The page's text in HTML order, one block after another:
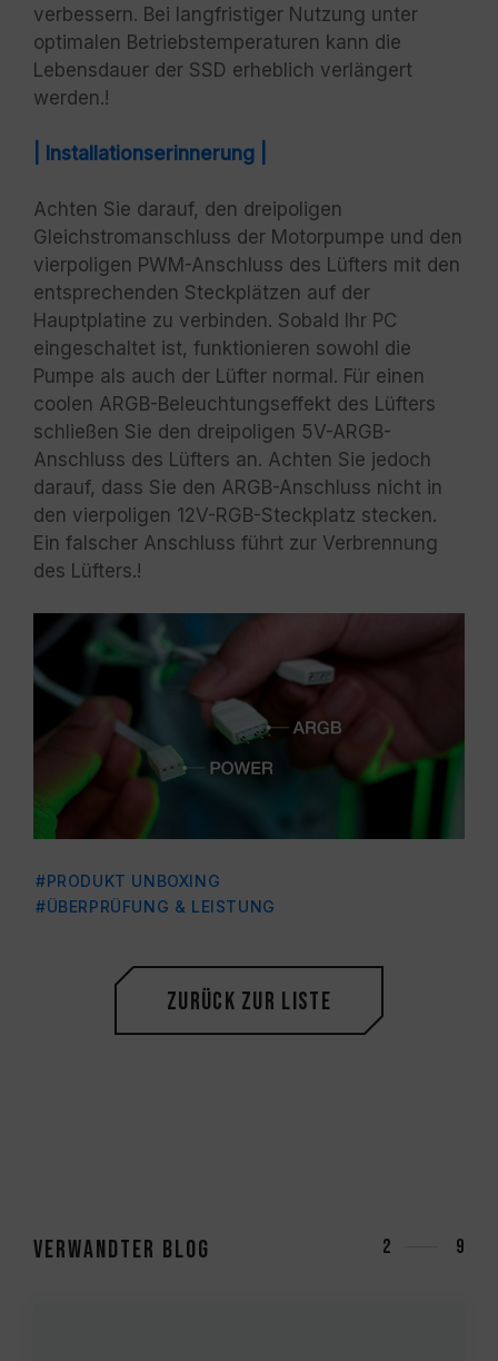
verbessern. Bei langfristiger Nutzung unter
optimalen Betriebstemperaturen kann die
Lebensdauer der SSD erheblich verlängert
werden.!
| Installationserinnerung |
Achten Sie darauf, den dreipoligen
Gleichstromanschluss der Motorpumpe und den
vierpoligen PWM-Anschluss des Lüfters mit den
entsprechenden Steckplätzen auf der
Hauptplatine zu verbinden. Sobald Ihr PC
eingeschaltet ist, funktionieren sowohl die
Pumpe als auch der Lüfter normal. Für einen
coolen ARGB-Beleuchtungseffekt des Lüfters
schließen Sie den dreipoligen 5V-ARGB-
Anschluss des Lüfters an. Achten Sie jedoch
darauf, dass Sie den ARGB-Anschluss nicht in
den vierpoligen 12V-RGB-Steckplatz stecken.
Ein falscher Anschluss führt zur Verbrennung
des Lüfters.!
#PRODUKT UNBOXING
#ÜBERPRÜFUNG & LEISTUNG
Zurück zur Liste
Verwandter Blog 3 9